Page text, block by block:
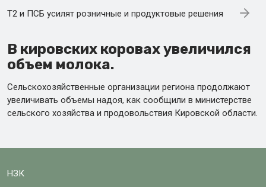
Т2 и ПСБ усилят розничные и продуктовые решения
В кировских коровах увеличился
объем молока.
Сельскохозяйственные организации региона продолжают
увеличивать объемы надоя, как сообщили в министерстве
сельского хозяйства и продовольствия Кировской области.
НЗК